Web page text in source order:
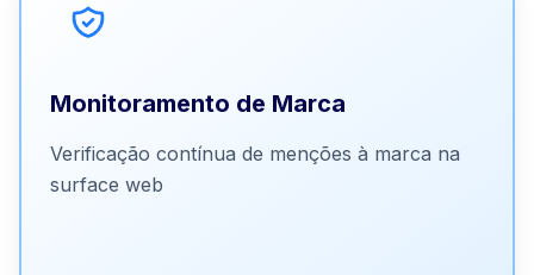
Monitoramento de Marca
Verificação contínua de menções à marca na
surface web
Verificação contínua de menções à marca na surface
Detecção de cybersquatting, typosquatting,
perfis falsos, phishing direcionado e uso